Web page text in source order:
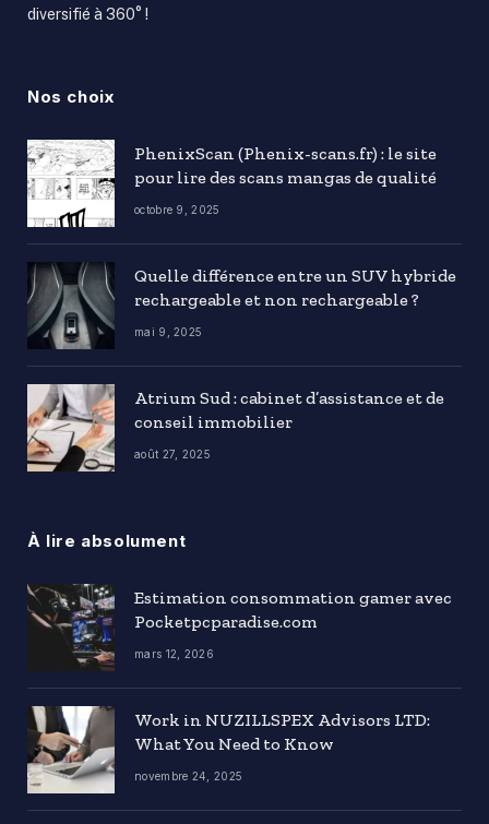
diversifié à 360° !
Nos choix
PhenixScan (Phenix-scans.fr) : le site
pour lire des scans mangas de qualité
octobre 9, 2025
Quelle différence entre un SUV hybride
rechargeable et non rechargeable ?
mai 9, 2025
Atrium Sud : cabinet d’assistance et de
conseil immobilier
août 27, 2025
À lire absolument
Estimation consommation gamer avec
Pocketpcparadise.com
mars 12, 2026
Work in NUZILLSPEX Advisors LTD:
What You Need to Know
novembre 24, 2025